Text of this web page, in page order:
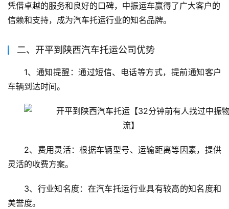
凭借卓越的服务和良好的口碑，中振运车赢得了广大客户的
信赖和支持，成为汽车托运行业的知名品牌。
二、开平到陕西汽车托运公司优势
1、通知提醒：通过短信、电话等方式，提前通知客户
车辆到达时间。
2、费用灵活：根据车辆型号、运输距离等因素，提供
灵活的收费方案。
3、行业知名度：在汽车托运行业具有较高的知名度和
美誉度。